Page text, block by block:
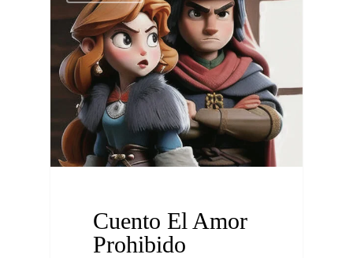
Cuento El Amor
Prohibido